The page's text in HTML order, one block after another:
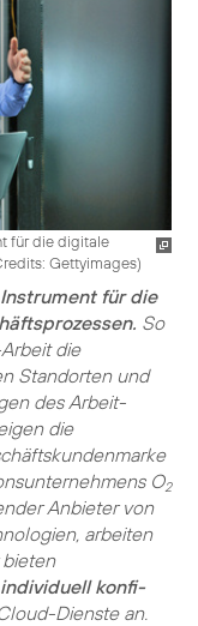
für die digitale
Gettyimages)
für die
So
die
Standorten und
des Arbeit­
die
O2
Anbieter von
arbeiten
individuell konfi­
Dienste an.